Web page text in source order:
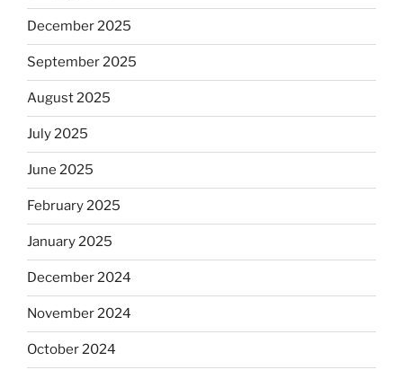
December 2025
September 2025
August 2025
July 2025
June 2025
February 2025
January 2025
December 2024
November 2024
October 2024